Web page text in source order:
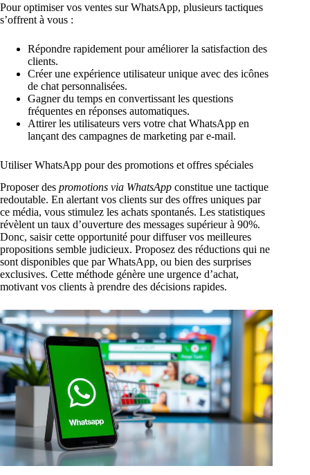
Pour optimiser vos ventes sur WhatsApp, plusieurs tactiques
s’offrent à vous :
Répondre rapidement pour améliorer la satisfaction des
clients.
Créer une expérience utilisateur unique avec des icônes
de chat personnalisées.
Gagner du temps en convertissant les questions
fréquentes en réponses automatiques.
Attirer les utilisateurs vers votre chat WhatsApp en
lançant des campagnes de marketing par e-mail.
Utiliser WhatsApp pour des promotions et offres spéciales
Proposer des promotions via WhatsApp constitue une tactique
redoutable. En alertant vos clients sur des offres uniques par
ce média, vous stimulez les achats spontanés. Les statistiques
révèlent un taux d’ouverture des messages supérieur à 90%.
Donc, saisir cette opportunité pour diffuser vos meilleures
propositions semble judicieux. Proposez des réductions qui ne
sont disponibles que par WhatsApp, ou bien des surprises
exclusives. Cette méthode génère une urgence d’achat,
motivant vos clients à prendre des décisions rapides.